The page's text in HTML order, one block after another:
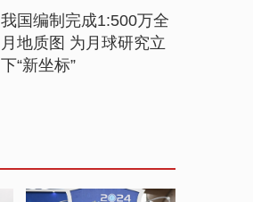
我国编制完成1:500万全
月地质图 为月球研究立
下“新坐标”